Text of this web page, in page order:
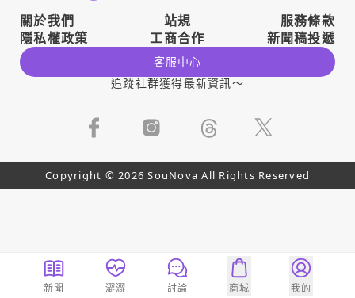
關於我們 站規
服務條款
隱私權政策
工商合作 新聞稿投遞
客服中心
追蹤社群獲得最新資訊～
Copyright © 2026 SouNova All Rights Reserved
新聞 澀澀 討論 商城 我的